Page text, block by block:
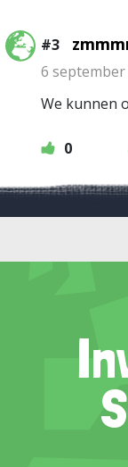
#3
6 september
We kunnen
0